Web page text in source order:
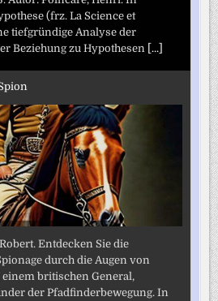
(frz. La Science et
tiefgründige Analyse der
Beziehung zu Hypothesen [...]
Entdecken Sie die
durch die Augen von
einem britischen General,
der Pfadfinderbewegung. In